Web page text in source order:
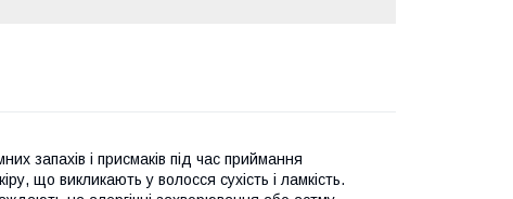
запахів і присмаків під час приймання
що викликають у волосся сухість і ламкість.